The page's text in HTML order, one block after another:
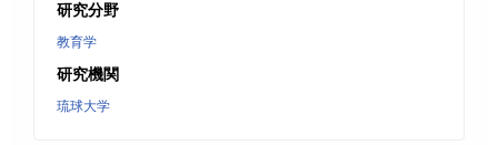
研究分野
教育学
研究機関
琉球大学